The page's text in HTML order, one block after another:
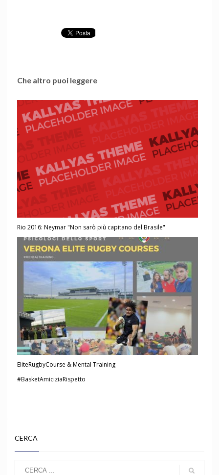
Che altro puoi leggere
Rio 2016: Neymar "Non sarò più capitano del Brasile"
EliteRugbyCourse & Mental Training
#BasketAmiciziaRispetto
CERCA